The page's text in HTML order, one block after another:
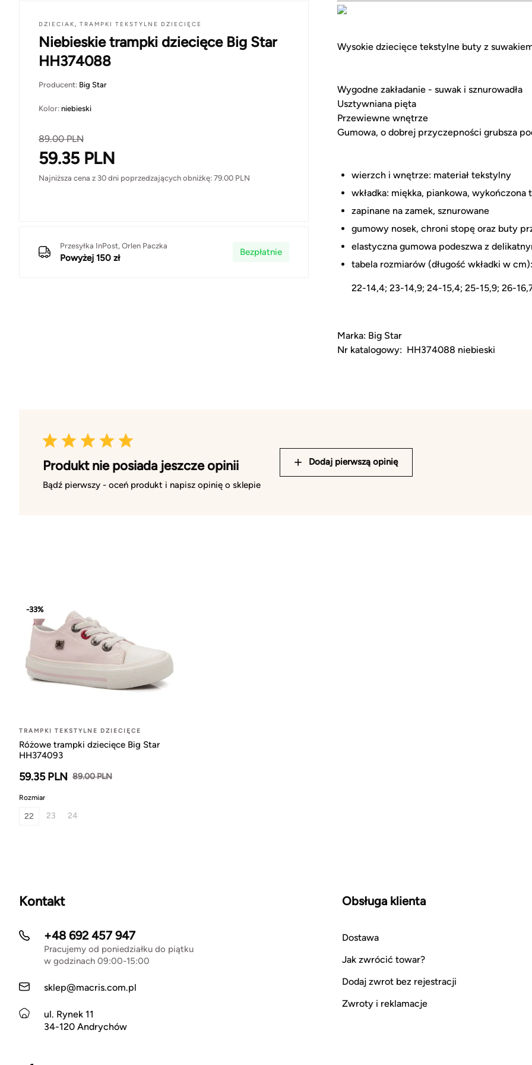
DZIECIAK, TRAMPKI TEKSTYLNE DZIECIĘCE
Niebieskie trampki dziecięce Big Star
HH374088
Producent: Big Star
Kolor: niebieski
89.00PLN
59.35 PLN
Najniższa cena z 30 dni poprzedzających obniżkę: 79.00 PLN
Przesyłka InPost, Orlen Paczka
Powyżej 150 zł
Bezpłatnie
Wysokie dziecięce tekstylne buty z
Wygodne zakładanie - suwak i sznurowadła
Usztywniana pięta
Przewiewne wnętrze
Gumowa, o dobrej przyczepności grubsza
wierzch i wnętrze: materiał tekstylny
wkładka: miękka, piankowa, wykończona
zapinane na zamek, sznurowane
gumowy nosek, chroni stopę oraz buty
elastyczna gumowa podeszwa z
tabela rozmiarów (długość wkładki w cm):
22-14,4; 23-14,9; 24-15,4; 25-15,9; 26-
Marka: Big Star
Nr katalogowy: HH374088 niebieski
Produkt nie posiada jeszcze opinii
Bądź pierwszy - oceń produkt i napisz opinię o sklepie
Dodaj pierwszą opinię
-33%
TRAMPKI TEKSTYLNE DZIECIĘCE
Różowe trampki dziecięce Big Star
HH374093
59.35 PLN 89.00 PLN
Rozmiar
22 23 24
Kontakt
+48 692 457 947
Pracujemy od poniedziałku do piątku
w godzinach 09:00-15:00
sklep@macris.com.pl
ul. Rynek 11
34-120 Andrychów
Obsługa klienta
Dostawa
Jak zwrócić towar?
Dodaj zwrot bez rejestracji
Zwroty i reklamacje